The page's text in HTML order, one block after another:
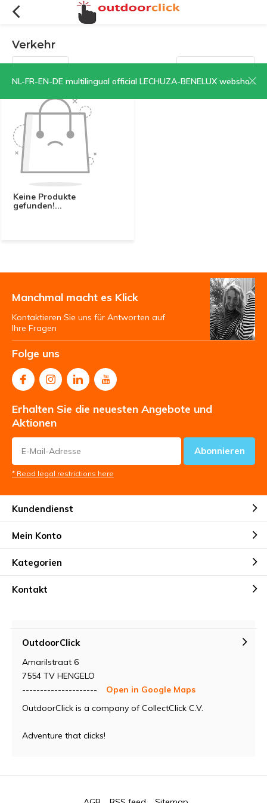
NL-FR-EN-DE multilingual official LECHUZA-BENELUX webshop | CLICK HERE NOW!
Verkehr
Filter Sortieren nach:
Keine Produkte
gefunden!...
Manchmal macht es Klick
Kontaktieren Sie uns für Antworten auf
Ihre Fragen
Folge uns
Erhalten Sie die neuesten Angebote und
Aktionen
Abonnieren
* Read legal restrictions here
Kundendienst
Mein Konto
Kategorien
Kontakt
OutdoorClick
Amarilstraat 6
7554 TV HENGELO
---------------------
Open in Google Maps
OutdoorClick is a company of CollectClick C.V.
Adventure that clicks!